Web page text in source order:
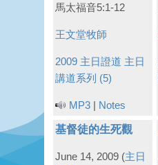
馬太福音5:1-12
王文堂牧師
2009 主日證道 主日
講道系列 (5)
MP3 | Notes
基督徒的生死觀
June 14, 2009 (主日